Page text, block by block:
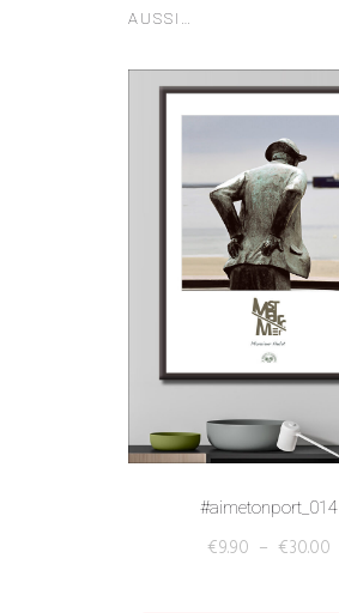
AUSSI…
#aimetonport_014
€9.90 – €30.00